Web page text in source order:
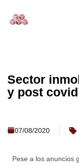
Sector
y post covid
07/08/2020
Pese a los anuncios